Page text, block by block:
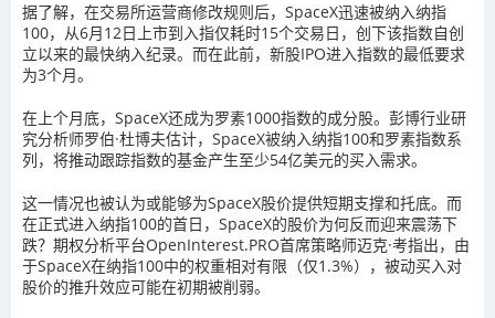
据了解，在交易所运营商修改规则后，SpaceX迅速被纳入纳指
100，从6月12日上市到入指仅耗时15个交易日，创下该指数自创
立以来的最快纳入纪录。而在此前，新股IPO进入指数的最低要求
为3个月。
在上个月底，SpaceX还成为罗素1000指数的成分股。彭博行业研
究分析师罗伯·杜博夫估计，SpaceX被纳入纳指100和罗素指数系
列，将推动跟踪指数的基金产生至少54亿美元的买入需求。
这一情况也被认为或能够为SpaceX股价提供短期支撑和托底。而
在正式进入纳指100的首日，SpaceX的股价为何反而迎来震荡下
跌？期权分析平台OpenInterest.PRO首席策略师迈克·考指出，由
于SpaceX在纳指100中的权重相对有限（仅1.3%），被动买入对
股价的推升效应可能在初期被削弱。